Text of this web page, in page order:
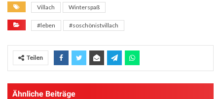
Villach Winterspaß
#leben #soschönistvillach
Teilen
Ähnliche Beiträge